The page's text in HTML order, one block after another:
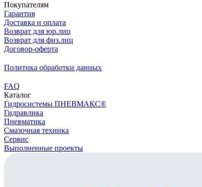
Покупателям
Гарантия
Доставка и оплата
Возврат для юр.лиц
Возврат для физ.лиц
Договор-оферта
Политика обработки данных
FAQ
Каталог
Гидросистемы ПНЕВМАКС®
Гидравлика
Пневматика
Смазочная техника
Сервис
Выполненные проекты